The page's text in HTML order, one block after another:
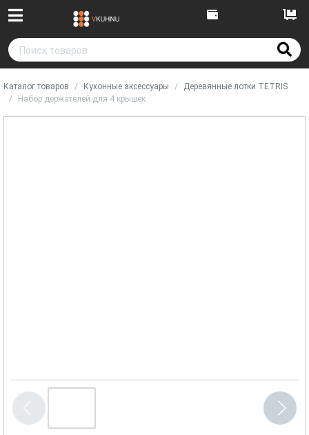
Каталог товаров Кухонные аксессуары
Деревянные лотки TETRIS
Набор держателей для 4 крышек